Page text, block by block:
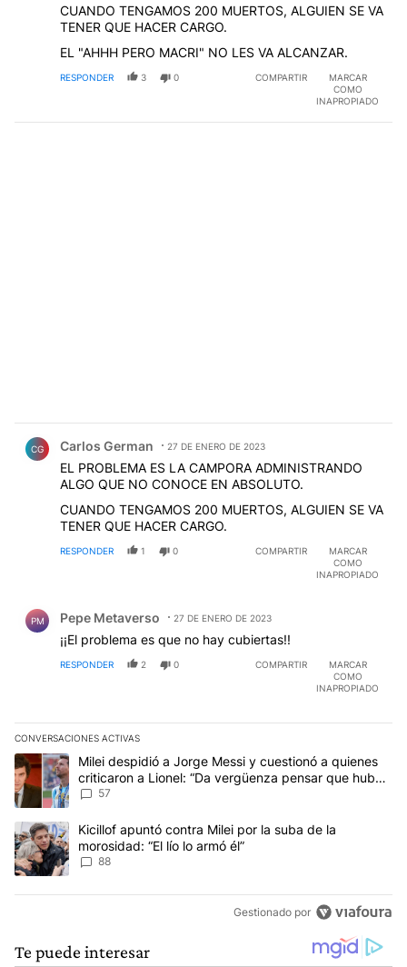
CUANDO TENGAMOS 200 MUERTOS, ALGUIEN SE VA
TENER QUE HACER CARGO.
EL "AHHH PERO MACRI" NO LES VA ALCANZAR.
RESPONDER 3 0 COMPARTIR
MARCAR
COMO
INAPROPIADO
CG Carlos German 27 DE ENERO DE 2023
EL PROBLEMA ES LA CAMPORA ADMINISTRANDO
ALGO QUE NO CONOCE EN ABSOLUTO.
CUANDO TENGAMOS 200 MUERTOS, ALGUIEN SE VA
TENER QUE HACER CARGO.
RESPONDER 1 0 COMPARTIR
MARCAR
COMO
INAPROPIADO
PM Pepe Metaverso 27 DE ENERO DE 2023
¡¡El problema es que no hay cubiertas!!
RESPONDER 2 0 COMPARTIR
MARCAR
COMO
INAPROPIADO
CONVERSACIONES ACTIVAS
Este listado muestra los artículos con más comentarios en los
Un artículo de tendencia con el título "Milei despidió a Jorge
Milei despidió a Jorge Messi y cuestionó a quienes
criticaron a Lionel: “Da vergüenza pensar que hubo
anti-Messi”
57
Un artículo de tendencia con el título "Kicillof apuntó contra Milei
Kicillof apuntó contra Milei por la suba de la
morosidad: “El lío lo armó él”
88
Gestionado por